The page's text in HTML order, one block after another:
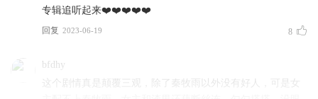
专辑追听起来❤️❤️❤️❤️❤️
回复 2023-06-19 8
bfdhy
这个剧情真是颠覆三观，除了秦牧雨以外没有好人，可是女